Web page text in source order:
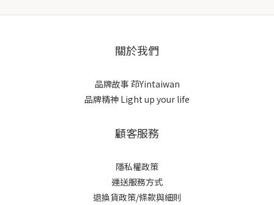
關於我們
品牌故事 茚Yintaiwan
品牌精神 Light up your life
顧客服務
隱私權政策
運送服務方式
退換貨政策/條款與細則